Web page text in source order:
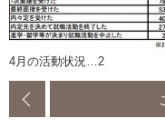
4月の活動状況…2